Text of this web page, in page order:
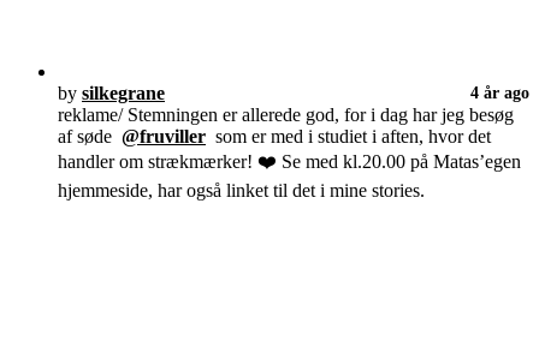
by silkegrane 4 år ago
reklame/ Stemningen er allerede god, for i dag har jeg besøg
af søde @fruviller som er med i studiet i aften, hvor det
handler om strækmærker! ❤️ Se med kl.20.00 på Matas’egen
hjemmeside, har også linket til det i mine stories.